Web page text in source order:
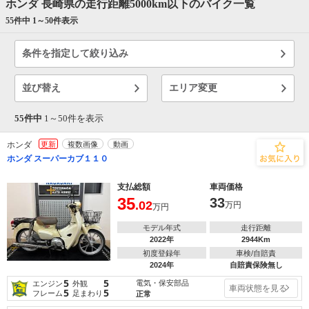
ホンダ 長崎県の走行距離5000km以下のバイク一覧
55件中 1～50件表示
条件を指定して絞り込み
並び替え エリア変更
55件中 1～ 50件を表示
ホンダ 更新 複数画像 動画
ホンダ スーパーカブ１１０
支払総額 車両価格
35.02万円 33万円
モデル年式
2022年
走行距離
2944Km
初度登録年
2024年
車検/自賠責
自賠責保険無し
エンジン5 外観 5
フレーム5 足まわり 5
電気・保安部品
正常
車両状態を見る